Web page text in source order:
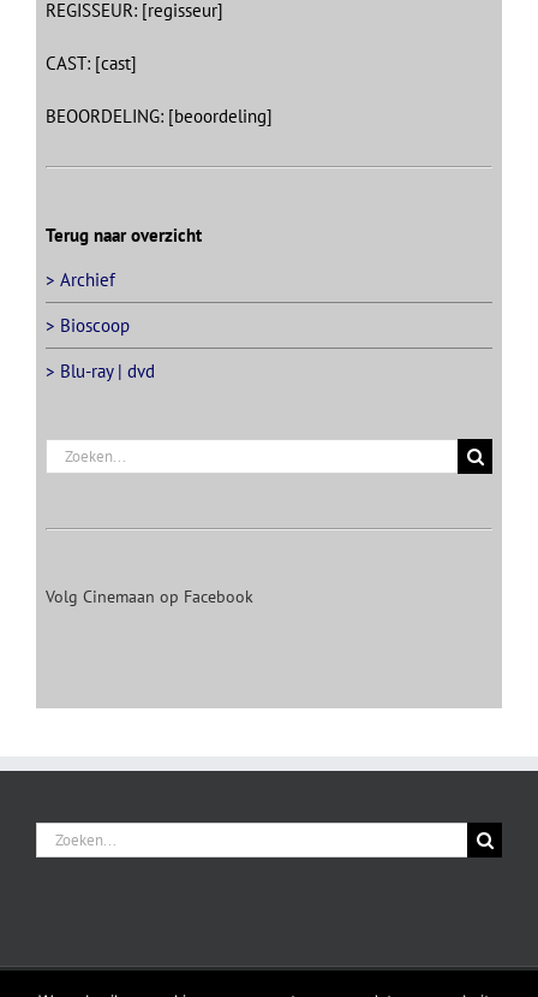
REGISSEUR: [regisseur]
CAST: [cast]
BEOORDELING: [beoordeling]
Terug naar overzicht
> Archief
> Bioscoop
> Blu-ray | dvd
Zoeken
naar:
Volg Cinemaan op Facebook
Zoeken
naar: